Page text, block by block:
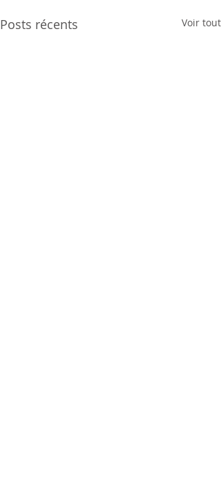
Posts récents Voir tout